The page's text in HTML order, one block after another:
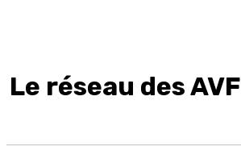
Le réseau des AVF